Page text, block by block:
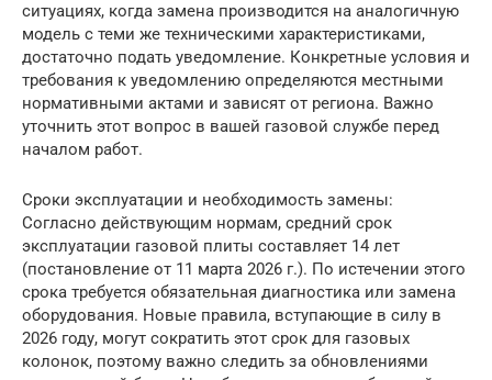
ситуациях, когда замена производится на аналогичную
модель с теми же техническими характеристиками,
достаточно подать уведомление. Конкретные условия и
требования к уведомлению определяются местными
нормативными актами и зависят от региона. Важно
уточнить этот вопрос в вашей газовой службе перед
началом работ.
Сроки эксплуатации и необходимость замены:
Согласно действующим нормам, средний срок
эксплуатации газовой плиты составляет 14 лет
(постановление от 11 марта 2026 г.). По истечении этого
срока требуется обязательная диагностика или замена
оборудования. Новые правила, вступающие в силу в
2026 году, могут сократить этот срок для газовых
колонок, поэтому важно следить за обновлениями